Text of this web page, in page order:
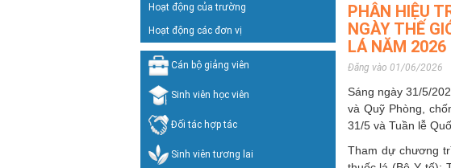
Hoạt động của trường
Hoạt động các đơn vị
Cán bộ giảng viên
Sinh viên học viên
Đối tác hợp tác
Sinh viên tương lai
PHÂN HIỆU
NGÀY THẾ
LÁ NĂM 2026
Đăng vào 01/06/2026
Sáng ngày 31/5/
và Quỹ Phòng,
31/5 và Tuần lễ
Tham dự chương